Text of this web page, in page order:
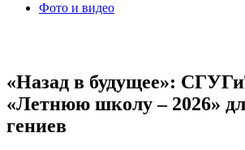
Фото и видео
«Назад в будущее»:
«Летнюю школу – 2026»
гениев